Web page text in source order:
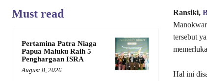
Must read
Pertamina Patra Niaga
Papua Maluku Raih 5
Penghargaan ISRA
August 8, 2026
Ransiki,
tersebut
Hal ini